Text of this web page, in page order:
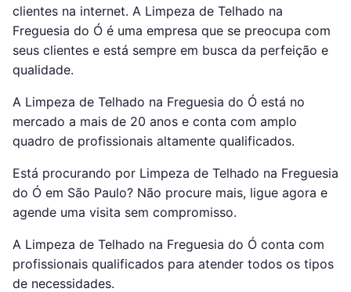
clientes na internet. A Limpeza de Telhado na
Freguesia do Ó é uma empresa que se preocupa com
seus clientes e está sempre em busca da perfeição e
qualidade.
A Limpeza de Telhado na Freguesia do Ó está no
mercado a mais de 20 anos e conta com amplo
quadro de profissionais altamente qualificados.
Está procurando por Limpeza de Telhado na Freguesia
do Ó em São Paulo? Não procure mais, ligue agora e
agende uma visita sem compromisso.
A Limpeza de Telhado na Freguesia do Ó conta com
profissionais qualificados para atender todos os tipos
de necessidades.